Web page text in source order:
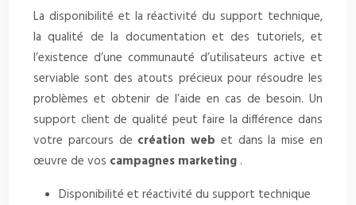
La disponibilité et la réactivité du support technique,
la qualité de la documentation et des tutoriels, et
l’existence d’une communauté d’utilisateurs active et
serviable sont des atouts précieux pour résoudre les
problèmes et obtenir de l’aide en cas de besoin. Un
support client de qualité peut faire la différence dans
votre parcours de création web et dans la mise en
œuvre de vos campagnes marketing .
Disponibilité et réactivité du support technique